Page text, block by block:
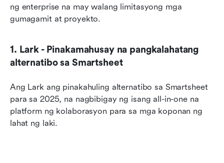
ng enterprise na may walang limitasyong mga
gumagamit at proyekto.
1. Lark - Pinakamahusay na pangkalahatang
alternatibo sa Smartsheet
Ang Lark ang pinakahuling alternatibo sa Smartsheet
para sa 2025, na nagbibigay ng isang all-in-one na
platform ng kolaborasyon para sa mga koponan ng
lahat ng laki.